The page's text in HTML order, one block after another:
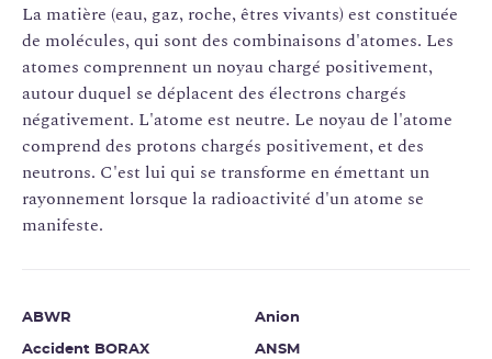
La matière (eau, gaz, roche, êtres vivants) est constituée
de molécules, qui sont des combinaisons d'atomes. Les
atomes comprennent un noyau chargé positivement,
autour duquel se déplacent des électrons chargés
négativement. L'atome est neutre. Le noyau de l'atome
comprend des protons chargés positivement, et des
neutrons. C'est lui qui se transforme en émettant un
rayonnement lorsque la radioactivité d'un atome se
manifeste.
ABWR
Accident BORAX
Anion
ANSM